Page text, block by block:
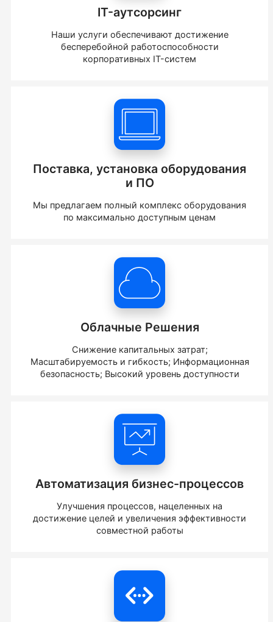
IT-аутсорсинг
Наши услуги обеспечивают достижение
бесперебойной работоспособности
корпоративных IT-систем
Поставка, установка оборудования
и ПО
Мы предлагаем полный комплекс оборудования
по максимально доступным ценам
Облачные Решения
Снижение капитальных затрат;
Масштабируемость и гибкость; Информационная
безопасность; Высокий уровень доступности
Автоматизация бизнес-процессов
Улучшения процессов, нацеленных на
достижение целей и увеличения эффективности
совместной работы